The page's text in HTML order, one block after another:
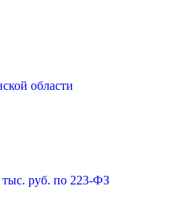
области
тыс. руб. по 223-ФЗ